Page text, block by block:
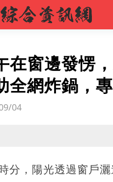
在窗邊發愣
全網炸鍋，
04
分，陽光透過窗戶